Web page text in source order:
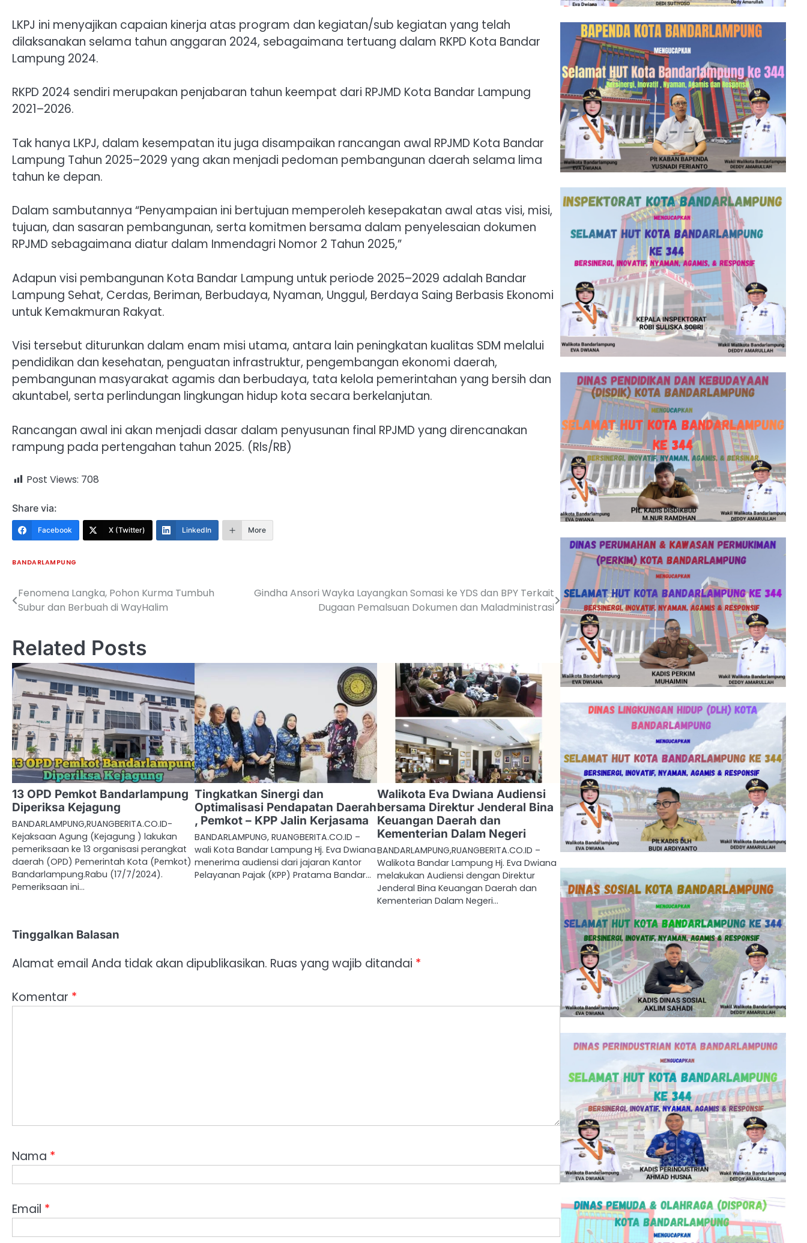
LKPJ ini menyajikan capaian kinerja atas program dan kegiatan/sub kegiatan yang telah
dilaksanakan selama tahun anggaran 2024, sebagaimana tertuang dalam RKPD Kota Bandar
Lampung 2024.
RKPD 2024 sendiri merupakan penjabaran tahun keempat dari RPJMD Kota Bandar Lampung
2021–2026.
Tak hanya LKPJ, dalam kesempatan itu juga disampaikan rancangan awal RPJMD Kota Bandar
Lampung Tahun 2025–2029 yang akan menjadi pedoman pembangunan daerah selama lima
tahun ke depan.
Dalam sambutannya “Penyampaian ini bertujuan memperoleh kesepakatan awal atas visi, misi,
tujuan, dan sasaran pembangunan, serta komitmen bersama dalam penyelesaian dokumen
RPJMD sebagaimana diatur dalam Inmendagri Nomor 2 Tahun 2025,”
Adapun visi pembangunan Kota Bandar Lampung untuk periode 2025–2029 adalah Bandar
Lampung Sehat, Cerdas, Beriman, Berbudaya, Nyaman, Unggul, Berdaya Saing Berbasis Ekonomi
untuk Kemakmuran Rakyat.
Visi tersebut diturunkan dalam enam misi utama, antara lain peningkatan kualitas SDM melalui
pendidikan dan kesehatan, penguatan infrastruktur, pengembangan ekonomi daerah,
pembangunan masyarakat agamis dan berbudaya, tata kelola pemerintahan yang bersih dan
akuntabel, serta perlindungan lingkungan hidup kota secara berkelanjutan.
Rancangan awal ini akan menjadi dasar dalam penyusunan final RPJMD yang direncanakan
rampung pada pertengahan tahun 2025. (Rls/RB)
Post Views: 708
Share via:
Facebook X (Twitter) LinkedIn More
BANDARLAMPUNG
Navigasi
Fenomena Langka, Pohon Kurma Tumbuh
Subur dan Berbuah di WayHalim
Gindha Ansori Wayka Layangkan Somasi ke YDS dan BPY Terkait
Dugaan Pemalsuan Dokumen dan Maladministrasi
Related Posts
13 OPD Pemkot Bandarlampung
Diperiksa Kejagung
BANDARLAMPUNG,RUANGBERITA.CO.ID-
Kejaksaan Agung (Kejagung ) lakukan
pemeriksaan ke 13 organisasi perangkat
daerah (OPD) Pemerintah Kota (Pemkot)
Bandarlampung.Rabu (17/7/2024).
Pemeriksaan ini…
Tingkatkan Sinergi dan
Optimalisasi Pendapatan Daerah
, Pemkot – KPP Jalin Kerjasama
BANDARLAMPUNG, RUANGBERITA.CO.ID –
wali Kota Bandar Lampung Hj. Eva Dwiana
menerima audiensi dari jajaran Kantor
Pelayanan Pajak (KPP) Pratama Bandar…
Walikota Eva Dwiana Audiensi
bersama Direktur Jenderal Bina
Keuangan Daerah dan
Kementerian Dalam Negeri
BANDARLAMPUNG,RUANGBERITA.CO.ID –
Walikota Bandar Lampung Hj. Eva Dwiana
melakukan Audiensi dengan Direktur
Jenderal Bina Keuangan Daerah dan
Kementerian Dalam Negeri…
Tinggalkan Balasan
Alamat email Anda tidak akan dipublikasikan. Ruas yang wajib ditandai *
Komentar *
Nama *
Email *